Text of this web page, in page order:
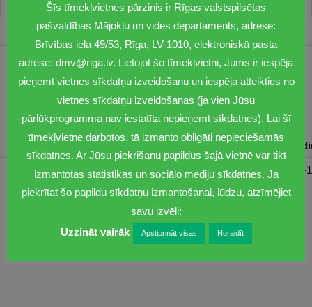
1201
dmv@riga.lv
Pirmdiena Ceturtdiena
08:30-17:00 08:00-17:00 08:00-17:00 08:00-17:00 08:00-
Šīs tīmekļvietnes pārzinis ir Rīgas valstspilsētas
pašvaldības Mājokļu un vides departaments, adrese:
Brīvības iela 49/53, Rīga, LV-1010, elektroniskā pasta
adrese: dmv@riga.lv. Lietojot šo tīmekļvietni, Jums ir iespēja
pieņemt vietnes sīkdatņu izveidošanu un iespēja atteikties no
vietnes sīkdatņu izveidošanas (ja vien Jūsu
pārlūkprogramma nav iestatīta nepieņemt sīkdatnes). Lai šī
tīmekļvietne darbotos, tā izmanto obligāti nepieciešamās
sīkdatnes. Ar Jūsu piekrišanu papildus šajā vietnē var tikt
izmantotas statistikas un sociālo mediju sīkdatnes. Ja
piekrītat šo papildu sīkdatņu izmantošanai, lūdzu, atzīmējiet
savu izvēli:
Uzzināt vairāk
Apstiprināt visas Noraidīt